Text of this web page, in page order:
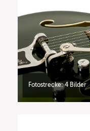
Fotostrecke: 4 Bilder